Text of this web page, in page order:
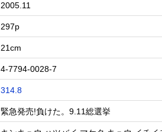
2005.11
297p
21cm
4-7794-0028-7
314.8
緊急発売!負けた。9.11総選挙